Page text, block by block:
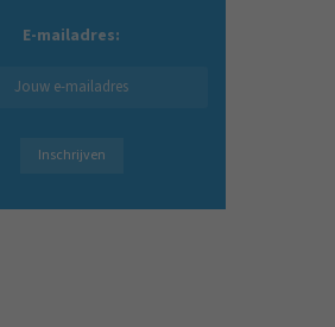
E-mailadres: